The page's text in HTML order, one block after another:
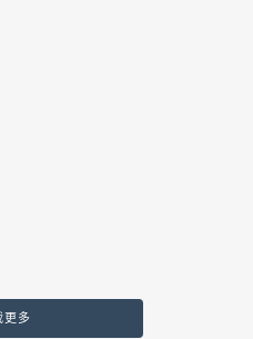
更多